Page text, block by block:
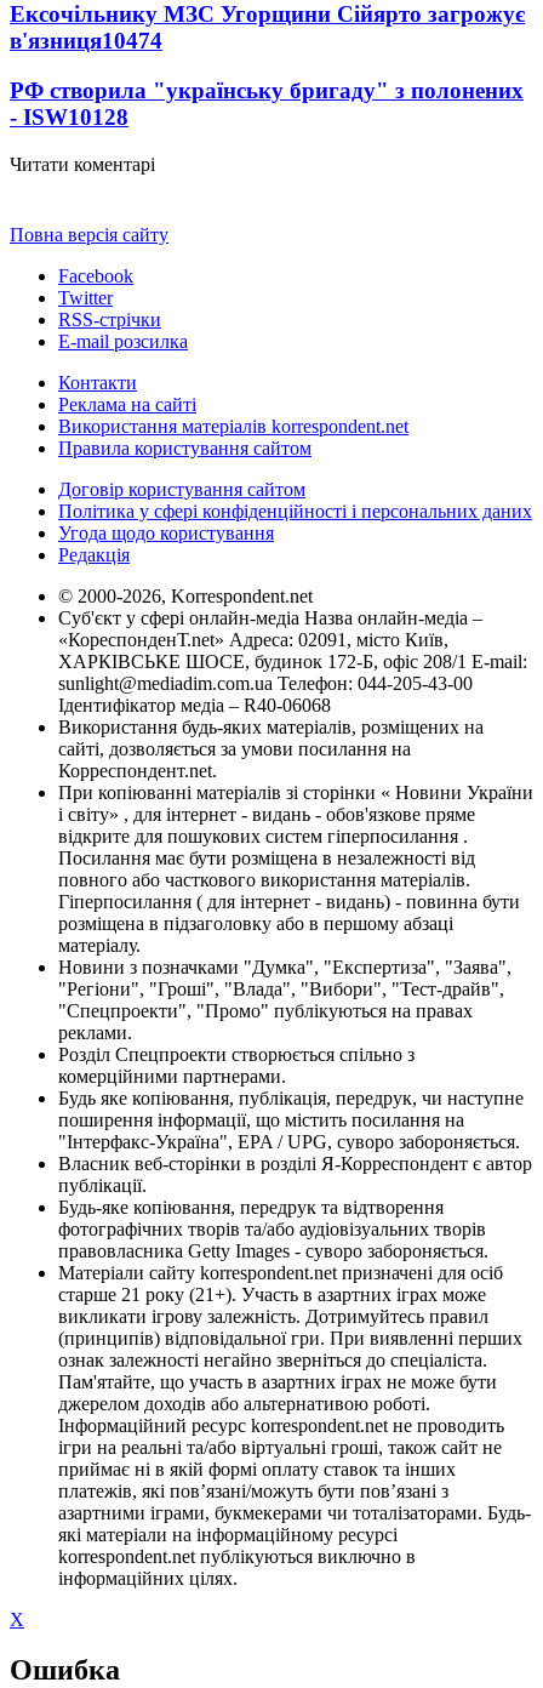
Ексочільнику МЗС Угорщини Сійярто загрожує
в'язниця10474
РФ створила "українську бригаду" з полонених
- ISW10128
Читати коментарі
Повна версія сайту
Facebook
Twitter
RSS-стрічки
E-mail розсилка
Контакти
Реклама на сайті
Використання матеріалів korrespondent.net
Правила користування сайтом
Договір користування сайтом
Політика у сфері конфіденційності і персональних даних
Угода щодо користування
Редакція
© 2000-2026, Korrespondent.net
Суб'єкт у сфері онлайн-медіа Назва онлайн-медіа –
«КореспонденТ.net» Адреса: 02091, місто Київ,
ХАРКІВСЬКЕ ШОСЕ, будинок 172-Б, офіс 208/1 E-mail:
sunlight@mediadim.com.ua Телефон: 044-205-43-00
Ідентифікатор медіа – R40-06068
Використання будь-яких матеріалів, розміщених на
сайті, дозволяється за умови посилання на
Корреспондент.net.
При копіюванні матеріалів зі сторінки « Новини України
і світу» , для інтернет - видань - обов'язкове пряме
відкрите для пошукових систем гіперпосилання .
Посилання має бути розміщена в незалежності від
повного або часткового використання матеріалів.
Гіперпосилання ( для інтернет - видань) - повинна бути
розміщена в підзаголовку або в першому абзаці
матеріалу.
Новини з позначками "Думка", "Експертиза", "Заява",
"Регіони", "Гроші", "Влада", "Вибори", "Тест-драйв",
"Спецпроекти", "Промо" публікуються на правах
реклами.
Розділ Спецпроекти створюється спільно з
комерційними партнерами.
Будь яке копіювання, публікація, передрук, чи наступне
поширення інформації, що містить посилання на
"Інтерфакс-Україна", EPA / UPG, суворо забороняється.
Власник веб-сторінки в розділі Я-Корреспондент є автор
публікації.
Будь-яке копіювання, передрук та відтворення
фотографічних творів та/або аудіовізуальних творів
правовласника Getty Images - суворо забороняється.
Матеріали сайту korrespondent.net призначені для осіб
старше 21 року (21+). Участь в азартних іграх може
викликати ігрову залежність. Дотримуйтесь правил
(принципів) відповідальної гри. При виявленні перших
ознак залежності негайно зверніться до спеціаліста.
Пам'ятайте, що участь в азартних іграх не може бути
джерелом доходів або альтернативою роботі.
Інформаційний ресурс korrespondent.net не проводить
ігри на реальні та/або віртуальні гроші, також сайт не
приймає ні в якій формі оплату ставок та інших
платежів, які пов’язані/можуть бути пов’язані з
азартними іграми, букмекерами чи тоталізаторами. Будь-
які матеріали на інформаційному ресурсі
korrespondent.net публікуються виключно в
інформаційних цілях.
X
Ошибка